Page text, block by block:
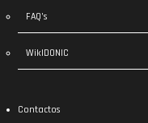
FAQ’s
WikIDONIC
Contactos